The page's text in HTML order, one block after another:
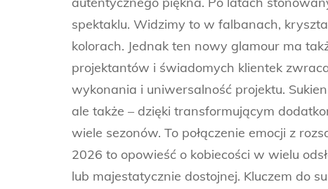
spektaklu. Widzimy to w falbanach,
kolorach. Jednak ten nowy glamour ma
projektantów i świadomych klientek
wykonania i uniwersalność projektu.
ale także – dzięki transformującym
wiele sezonów. To połączenie emocji z
2026 to opowieść o kobiecości w wielu
lub majestatycznie dostojnej. Kluczem do